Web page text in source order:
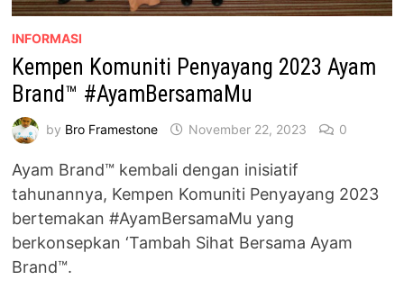
INFORMASI
Kempen Komuniti Penyayang 2023 Ayam
Brand™ #AyamBersamaMu
by Bro Framestone November 22, 2023 0
Ayam Brand™ kembali dengan inisiatif
tahunannya, Kempen Komuniti Penyayang 2023
bertemakan #AyamBersamaMu yang
berkonsepkan ‘Tambah Sihat Bersama Ayam
Brand™.